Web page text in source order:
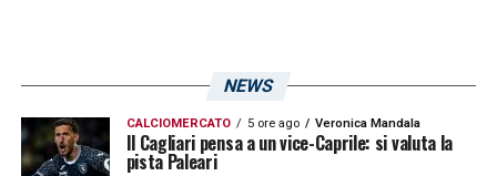
NEWS
CALCIOMERCATO 5 ore ago Veronica Mandala
Il Cagliari pensa a un vice-Caprile: si valuta la
pista Paleari